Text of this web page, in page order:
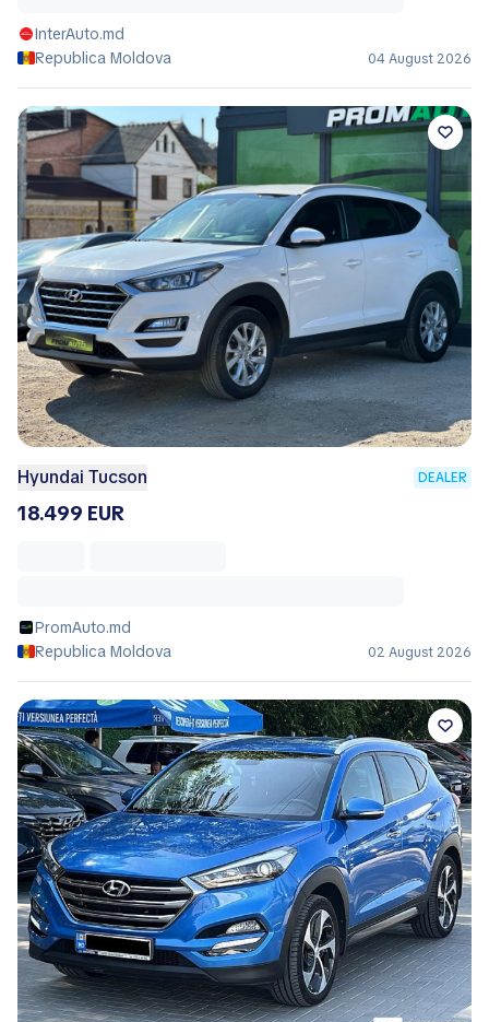
InterAuto.md
Republica Moldova
04 August 2026
Hyundai Tucson DEALER
18.499 EUR
PromAuto.md
Republica Moldova
02 August 2026